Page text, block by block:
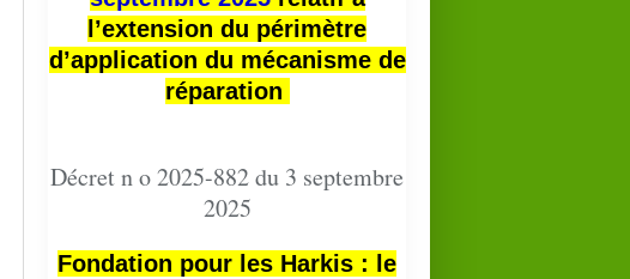
l’extension du périmètre
d’application du mécanisme de
réparation
Décret n o 2025-882 du 3 septembre
2025
Fondation pour les Harkis : le